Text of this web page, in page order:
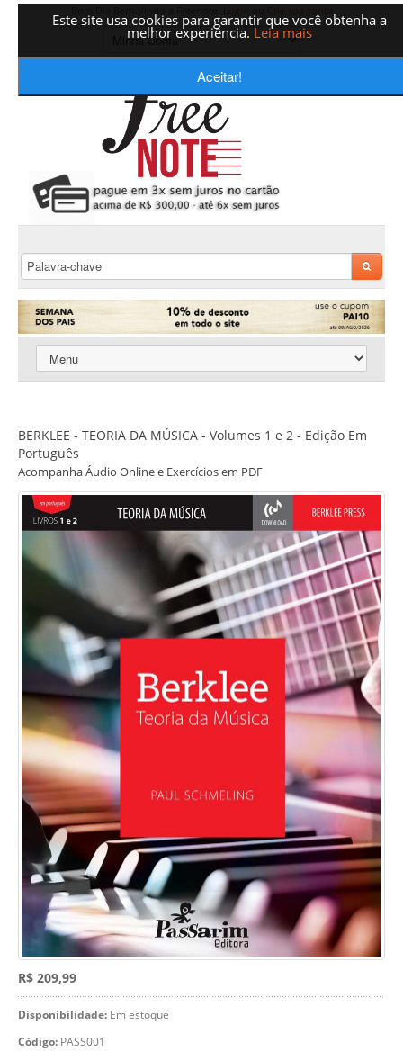
Este site usa cookies para garantir que você obtenha a
melhor experiência. Leia mais
Aceitar!
BERKLEE - TEORIA DA MÚSICA - Volumes 1 e 2 - Edição Em
Português
Acompanha Áudio Online e Exercícios em PDF
R$ 209,99
Disponibilidade: Em estoque
Código: PASS001